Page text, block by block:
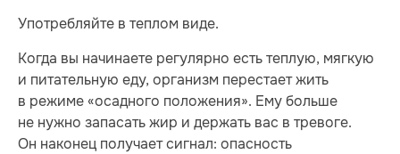
Употребляйте в теплом виде.
Когда вы начинаете регулярно есть теплую, мягкую
и питательную еду, организм перестает жить
в режиме «осадного положения». Ему больше
не нужно запасать жир и держать вас в тревоге.
Он наконец получает сигнал: опасность